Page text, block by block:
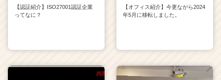
【認証紹介】ISO27001認証企業
ってなに？
【オフィス紹介】今更ながら2024
年5月に移転しました。